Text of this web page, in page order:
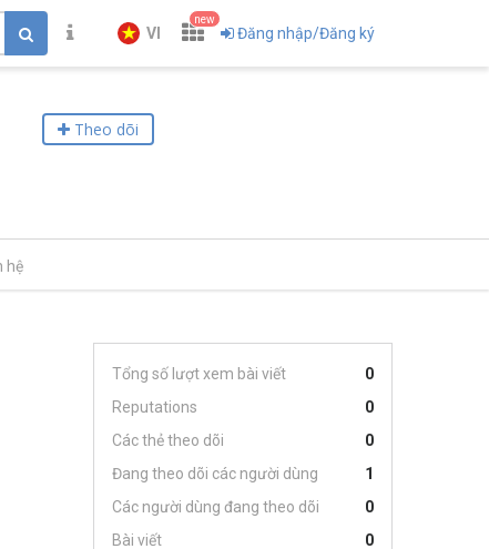
VI
new
Đăng nhập/Đăng ký
Theo dõi
hệ
Tổng số lượt xem bài viết
0
Reputations
0
Các thẻ theo dõi
0
Đang theo dõi các người dùng
1
Các người dùng đang theo dõi
0
Bài viết
0